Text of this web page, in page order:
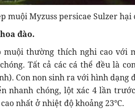
muội Myzuss persicae Sulzer hại
đào.
muội thường thích nghi cao với
Tất cả các cá thể đều là
Con non sinh ra với hình dạng
nhanh chóng, lột xác 4 lần
nhất ở nhiệt độ khoảng 23°C.